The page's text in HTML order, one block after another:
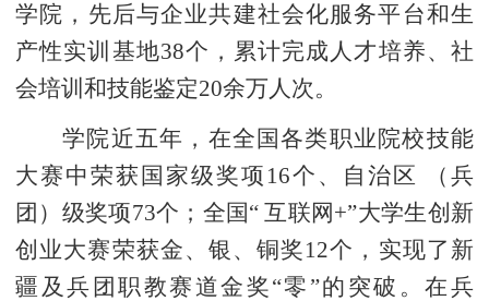
学院，先后与企业共建社会化服务平台和生
产性实训基地38个，累计完成人才培养、社
会培训和技能鉴定20余万人次。
学院近五年，在全国各类职业院校技能
大赛中荣获国家级奖项16个、自治区 （兵
团）级奖项73个；全国“ 互联网+”大学生创新
创业大赛荣获金、银、铜奖12个，实现了新
疆及兵团职教赛道金奖“零”的突破。在兵